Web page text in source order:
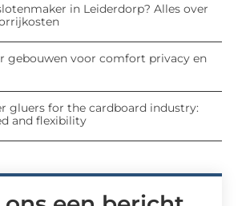
in Leiderdorp? Alles over
gebouwen voor comfort privacy en
gluers for the cardboard industry:
and flexibility